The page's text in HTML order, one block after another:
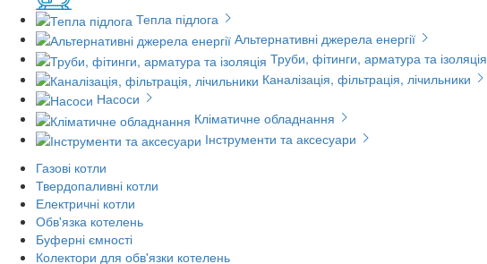
Тепла підлога
Альтернативні джерела енергії
Труби, фітинги, арматура та ізоляція
Каналізація, фільтрація, лічильники
Насоси
Кліматичне обладнання
Інструменти та аксесуари
Газові котли
Твердопаливні котли
Електричні котли
Обв'язка котелень
Буферні ємності
Колектори для обв'язки котелень